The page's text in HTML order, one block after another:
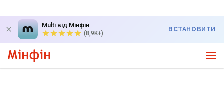
Multi від Мінфін
(8,9K+)
ВСТАНОВИТИ